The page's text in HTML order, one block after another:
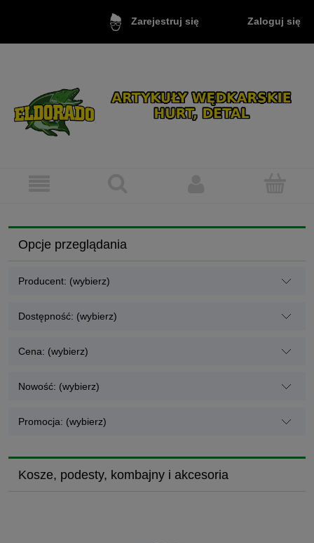
Zarejestruj się Zaloguj się
Opcje przeglądania
Producent: (wybierz)
Dostępność: (wybierz)
Cena: (wybierz)
Nowość: (wybierz)
Promocja: (wybierz)
Kosze, podesty, kombajny i akcesoria